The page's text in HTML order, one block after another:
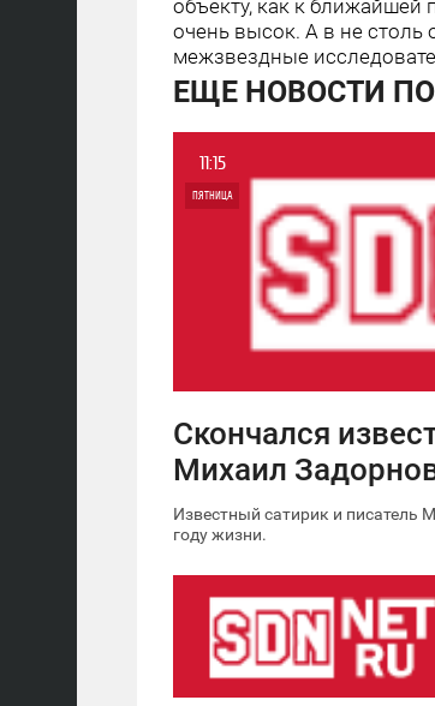
объекту, как к ближайшей
очень высок. А в не столь
межзвездные
ЕЩЕ НОВОСТИ
11:15
ПЯТНИЦА
Скончался
Михаил
Известный сатирик и писатель
году жизни.